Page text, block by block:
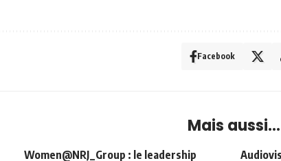
Facebook
Mais aussi...
Women@NRJ_Group : le leadership